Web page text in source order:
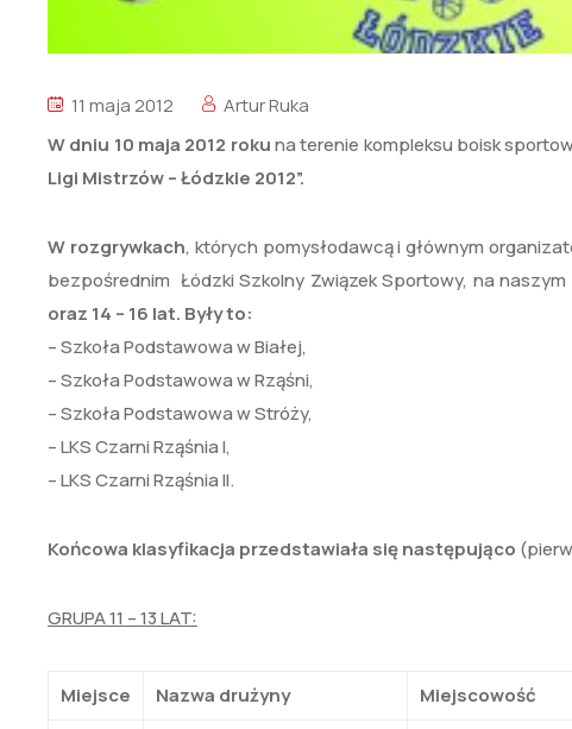
11 maja 2012
Artur Ruka
W dniu 10 maja 2012 rokuna terenie kompleksu boisk
Ligi Mistrzów – Łódzkie 2012”.
W rozgrywkach, których pomysłodawcą i głównym
bezpośrednim Łódzki Szkolny Związek Sportowy, na naszym
oraz 14 – 16 lat. Były to:
– Szkoła Podstawowa w Białej,
– Szkoła Podstawowa w Rząśni,
– Szkoła Podstawowa w Stróży,
– LKS Czarni Rząśnia I,
– LKS Czarni Rząśnia II.
Końcowa klasyfikacja przedstawiała się następująco
GRUPA 11 – 13 LAT:
Miejsce Nazwa drużyny
Miejscowość